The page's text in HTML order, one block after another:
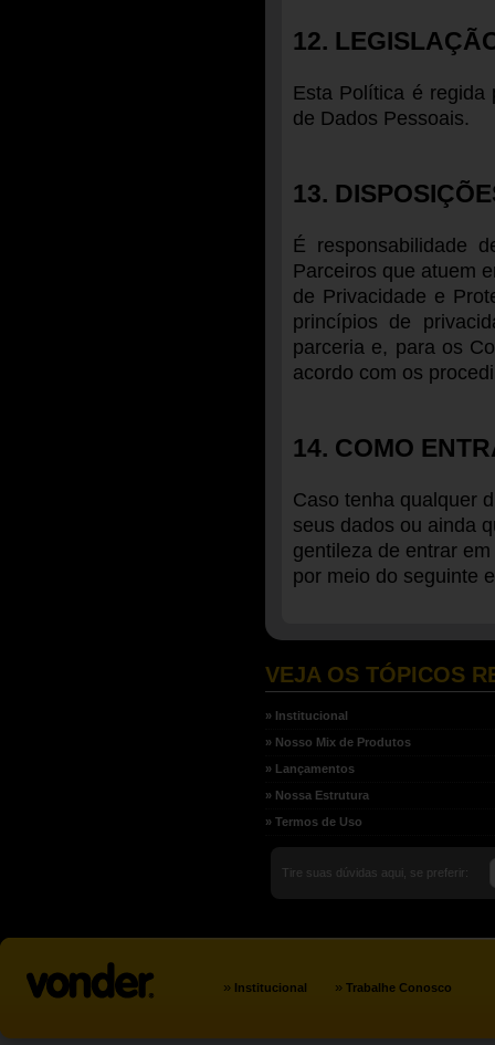
12.
Esta Política é regida
de Dados Pessoais.
13.
É responsabilidade
Parceiros que atuem
de Privacidade e
princípios de
parceria e, para os
acordo com os
14. COMO
Caso tenha qualquer
seus dados ou ainda
gentileza de entrar
por meio do seguinte
VEJA OS TÓPICOS
» Institucional
» Nosso Mix de Produtos
» Lançamentos
» Nossa Estrutura
» Termos de Uso
Tire suas dúvidas aqui, se preferir:
» Institucional » Trabalhe Conosco